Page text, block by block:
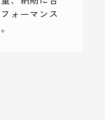
ォーマンス